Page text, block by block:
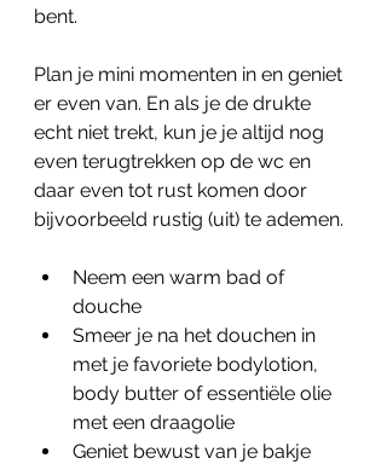
bent.
Plan je mini momenten in en geniet
er even van. En als je de drukte
echt niet trekt, kun je je altijd nog
even terugtrekken op de wc en
daar even tot rust komen door
bijvoorbeeld rustig (uit) te ademen.
Neem﻿ een warm bad of
douche
Smeer je na het douchen in
met je favoriete bodylotion,
body butter of essentiële olie
met een draagolie
Geniet bewust van je bakje